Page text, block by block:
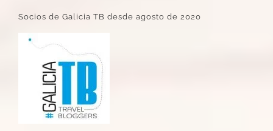
Socios de Galicia TB desde agosto de 2020